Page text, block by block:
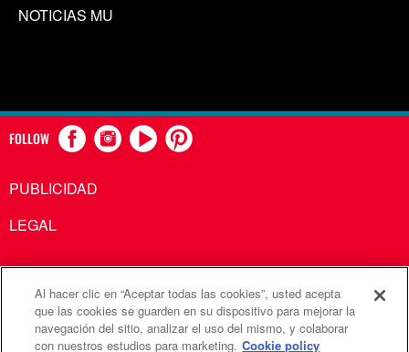
NOTICIAS MU
FOLLOW
PUBLICIDAD
LEGAL
Comunicaciones Metodistas Unidas es una agencia de la
Iglesia Metodista Unida
Al hacer clic en “Aceptar todas las cookies”, usted acepta
que las cookies se guarden en su dispositivo para mejorar la
navegación del sitio, analizar el uso del mismo, y colaborar
con nuestros estudios para marketing. Cookie policy